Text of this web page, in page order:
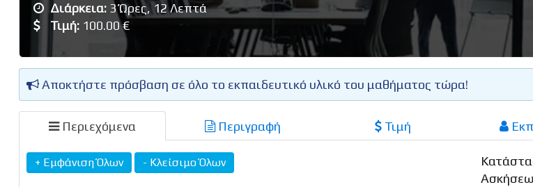
Διάρκεια: 3 Ώρες, 12 Λεπτά
Τιμή: 100.00 €
Αποκτήστε πρόσβαση σε όλο το εκπαιδευτικό υλικό του μαθήματος τώρα!
Περιεχόμενα Περιγραφή Τιμή